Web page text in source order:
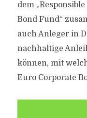
dem
Bond Fund“
auch Anleger in
nachhaltige
können, mit
Euro Corporate